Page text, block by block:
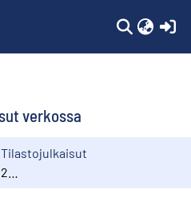
verkossa
Tilastojulkaisut